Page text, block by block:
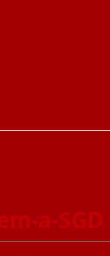
a-SGD